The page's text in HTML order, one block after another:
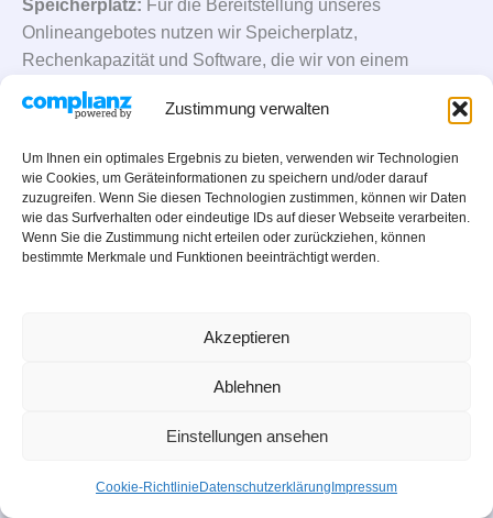
Zustimmung verwalten
Um Ihnen ein optimales Ergebnis zu bieten, verwenden wir Technologien
wie Cookies, um Geräteinformationen zu speichern und/oder darauf
zuzugreifen. Wenn Sie diesen Technologien zustimmen, können wir Daten
wie das Surfverhalten oder eindeutige IDs auf dieser Webseite verarbeiten.
Wenn Sie die Zustimmung nicht erteilen oder zurückziehen, können
bestimmte Merkmale und Funktionen beeinträchtigt werden.
Akzeptieren
Ablehnen
Einstellungen ansehen
Cookie-Richtlinie Datenschutzerklärung Impressum
Speicherplatz: Für die Bereitstellung unseres
Onlineangebotes nutzen wir Speicherplatz,
Rechenkapazität und Software, die wir von einem
entsprechenden Serveranbieter (auch „Webhoster“
genannt) mieten oder anderweitig beziehen;
S. 1 lit. f) DSGVO).
Erhebung von Zugriffsdaten und Logfiles:Der Zugriff
auf unser Onlineangebot wird in Form von sogenannten
„Server-Logfiles“ protokolliert. Zu den Serverlogfiles
übertragene Datenmengen, Meldung über erfolgreichen
Nutzers, Referrer URL (die zuvor besuchte Seite) und im
gehören. Die Serverlogfiles können zum einen zu
Überlastung der Server zu vermeiden (insbesondere im